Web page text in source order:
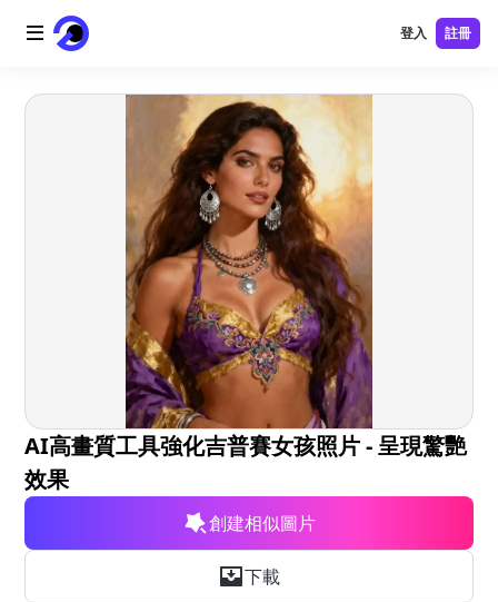
首頁
免費工具
登入 註冊
AI高畫質工具強化吉普賽女孩照片 - 呈現驚艷
效果
創建相似圖片
下載